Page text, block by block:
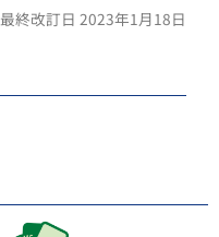
最終改訂日 2023年1月18日